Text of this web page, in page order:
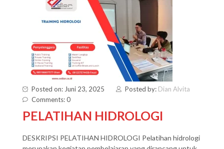
Posted on: Juni 23, 2025 Posted by: Dian Alvita
Comments: 0
PELATIHAN HIDROLOGI
DESKRIPSI PELATIHAN HIDROLOGI Pelatihan hidrologi